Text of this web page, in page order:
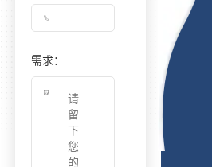
需求：